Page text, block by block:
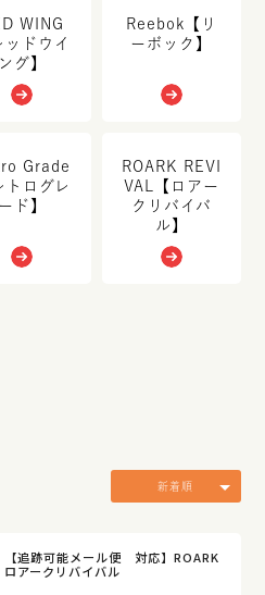
WING
ッドウイ
ング】
Reebok【リ
ーボック】
Grade
トログレ
ード】
ROARK REVI
VAL【ロアー
クリバイバ
ル】
新着順
【追跡可能メール便 対応】ROARK
ロアークリバイバル